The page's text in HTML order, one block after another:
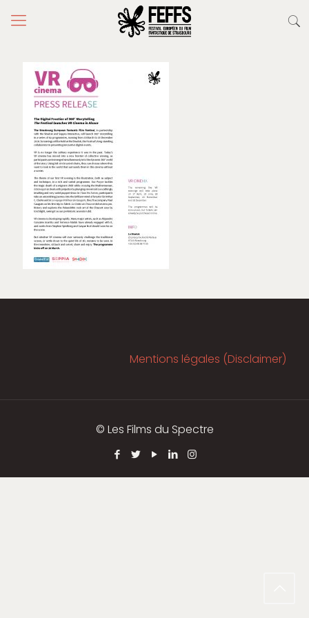
Mentions légales (Disclaimer)
© Les Films du Spectre